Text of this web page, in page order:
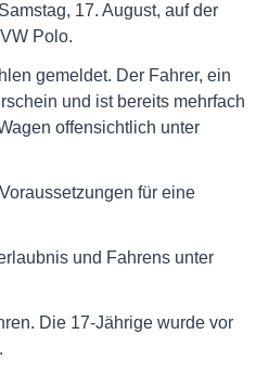
17. August, auf der
Polo.
gemeldet. Der Fahrer, ein
und ist bereits mehrfach
offensichtlich unter
für eine
und Fahrens unter
Die 17-Jährige wurde vor